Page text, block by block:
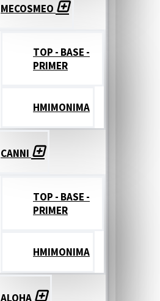
MECOSMEO
TOP - BASE -
PRIMER
ΗΜΙΜΟΝΙΜΑ
CANNI
TOP - BASE -
PRIMER
ΗΜΙΜΟΝΙΜΑ
ALOHA